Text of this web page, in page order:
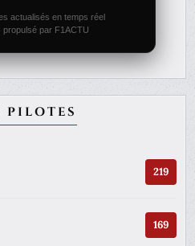
actualisés en temps réel
par F1ACTU
PILOTES
219
169